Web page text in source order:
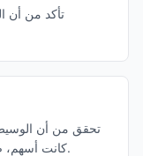
تأكد من أن
تحقق من أن
كانت أسهم، صناديق مؤشرات، فوركس، أو عملات رقمية.